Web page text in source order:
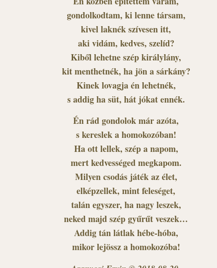
gondolkodtam, ki lenne társam,
kivel laknék szívesen itt,
aki vidám, kedves, szelíd?
Kiből lehetne szép királylány,
kit menthetnék, ha jön a sárkány?
Kinek lovagja én lehetnék,
s addig ha süt, hát jókat ennék.
Én rád gondolok már azóta,
s kereslek a homokozóban!
Ha ott lellek, szép a napom,
mert kedvességed megkapom.
Milyen csodás játék az élet,
elképzellek, mint feleséget,
talán egyszer, ha nagy leszek,
neked majd szép gyűrűt veszek…
Addig tán látlak hébe-hóba,
mikor lejössz a homokozóba!